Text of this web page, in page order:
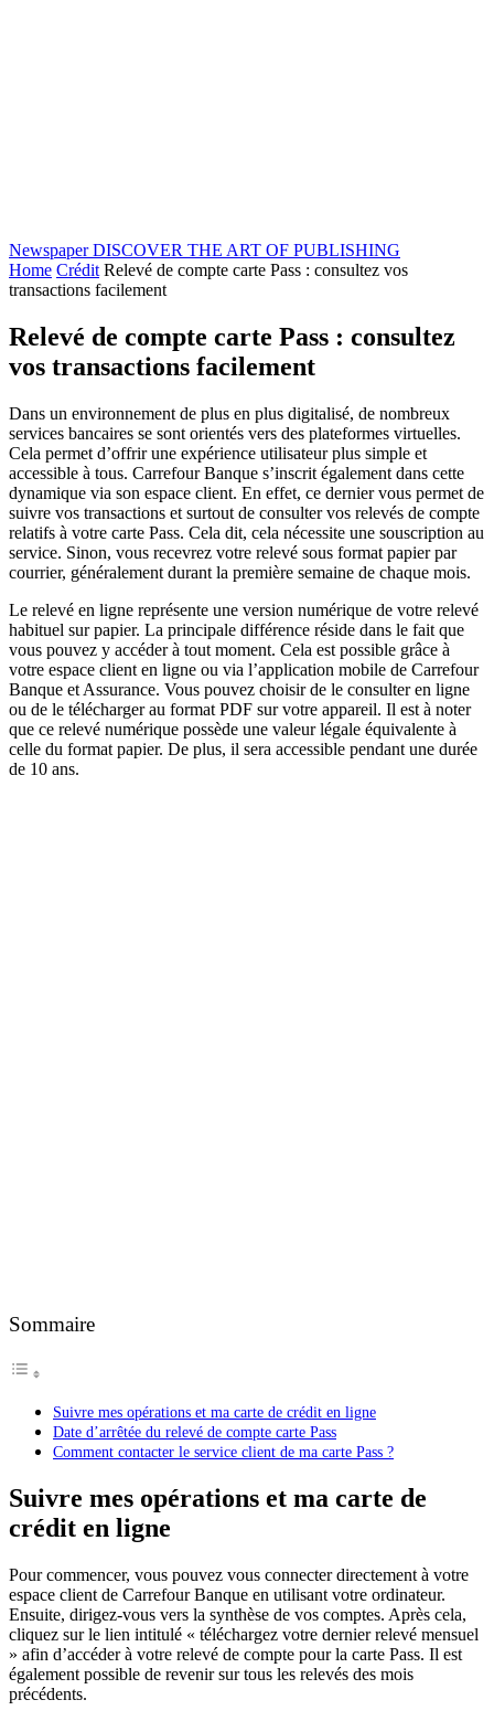
Newspaper DISCOVER THE ART OF PUBLISHING
Home Crédit Relevé de compte carte Pass : consultez vos
transactions facilement
Relevé de compte carte Pass : consultez
vos transactions facilement
Dans un environnement de plus en plus digitalisé, de nombreux
services bancaires se sont orientés vers des plateformes virtuelles.
Cela permet d’offrir une expérience utilisateur plus simple et
accessible à tous. Carrefour Banque s’inscrit également dans cette
dynamique via son espace client. En effet, ce dernier vous permet de
suivre vos transactions et surtout de consulter vos relevés de compte
relatifs à votre carte Pass. Cela dit, cela nécessite une souscription au
service. Sinon, vous recevrez votre relevé sous format papier par
courrier, généralement durant la première semaine de chaque mois.
Le relevé en ligne représente une version numérique de votre relevé
habituel sur papier. La principale différence réside dans le fait que
vous pouvez y accéder à tout moment. Cela est possible grâce à
votre espace client en ligne ou via l’application mobile de Carrefour
Banque et Assurance. Vous pouvez choisir de le consulter en ligne
ou de le télécharger au format PDF sur votre appareil. Il est à noter
que ce relevé numérique possède une valeur légale équivalente à
celle du format papier. De plus, il sera accessible pendant une durée
de 10 ans.
Sommaire
Suivre mes opérations et ma carte de crédit en ligne
Date d’arrêtée du relevé de compte carte Pass
Comment contacter le service client de ma carte Pass ?
Suivre mes opérations et ma carte de
crédit en ligne
Pour commencer, vous pouvez vous connecter directement à votre
espace client de Carrefour Banque en utilisant votre ordinateur.
Ensuite, dirigez-vous vers la synthèse de vos comptes. Après cela,
cliquez sur le lien intitulé « téléchargez votre dernier relevé mensuel
» afin d’accéder à votre relevé de compte pour la carte Pass. Il est
également possible de revenir sur tous les relevés des mois
précédents.